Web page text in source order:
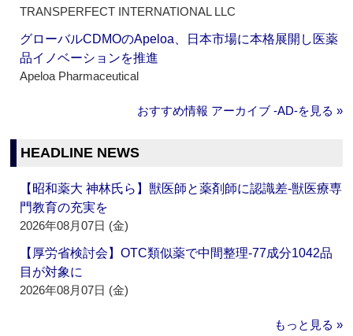
TRANSPERFECT INTERNATIONAL LLC
グローバルCDMOのApeloa、日本市場に本格展開し医薬
品イノベーションを推進
Apeloa Pharmaceutical
おすすめ情報 アーカイブ ‐AD‐を見る »
HEADLINE NEWS
【昭和薬大 神林氏ら】獣医師と薬剤師に認識差‐獣医療専
門教育の充実を
2026年08月07日 (金)
【厚労省検討会】OTC類似薬で中間整理‐77成分1042品
目が対象に
2026年08月07日 (金)
もっと見る »